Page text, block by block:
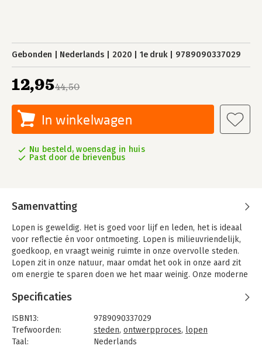
Gebonden Nederlands 2020 1e druk 9789090337029
44,50
12,95
In winkelwagen
Nu besteld, woensdag in huis
Past door de brievenbus
Samenvatting
Lopen is geweldig. Het is goed voor lijf en leden, het is ideaal
voor reflectie én voor ontmoeting. Lopen is milieuvriendelijk,
goedkoop, en vraagt weinig ruimte in onze overvolle steden.
Lopen zit in onze natuur, maar omdat het ook in onze aard zit
om energie te sparen doen we het maar weinig. Onze moderne
ver, routes zijn onveilig, oncomfortabel of saai. We wandelen
dagelijks vervoermiddel.
Loop! vertelt hoe we steden en dorpen weer loopvriendelijk
Specificaties
ISBN13:
9789090337029
Trefwoorden:
steden, ontwerpproces, lopen
Taal:
Nederlands